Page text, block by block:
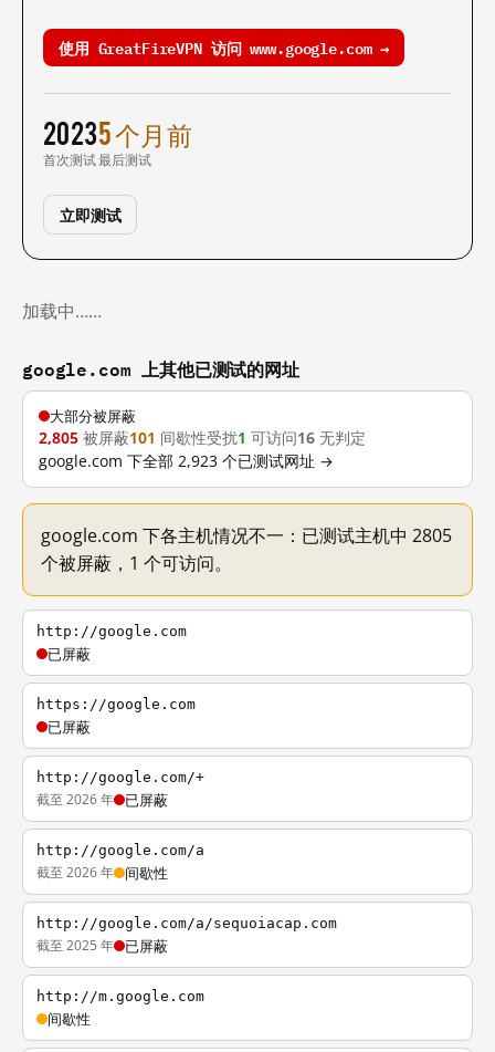
使用 GreatFireVPN 访问 www.google.com →
2023
首次测试
5 个月前
最后测试
立即测试
加载中……
google.com 上其他已测试的网址
大部分被屏蔽
2,805 被屏蔽101 间歇性受扰1 可访问16 无判定
google.com 下全部 2,923 个已测试网址 →
google.com 下各主机情况不一：已测试主机中 2805
个被屏蔽，1 个可访问。
http://google.com
已屏蔽
https://google.com
已屏蔽
http://google.com/+
截至 2026 年 已屏蔽
http://google.com/a
截至 2026 年 间歇性
http://google.com/a/sequoiacap.com
截至 2025 年 已屏蔽
http://m.google.com
间歇性